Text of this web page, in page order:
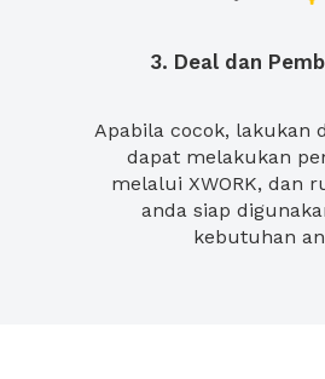
3. Deal dan
Apabila cocok, lakukan
dapat melakukan
melalui XWORK, dan
anda siap
kebutuhan